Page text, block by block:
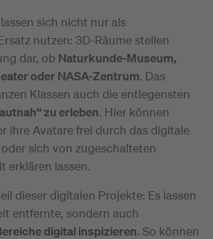
sich nicht nur als
nutzen: 3D-Räume stellen
dar, ob Naturkunde-Museum,
oder NASA-Zentrum. Das
Klassen auch die entlegensten
zu erleben. Hier können
ihre Avatare frei durch das digitale
sich von zugeschalteten
erklären lassen.
dieser digitalen Projekte: Es lassen
entfernte, sondern auch
digital inspizieren. So können